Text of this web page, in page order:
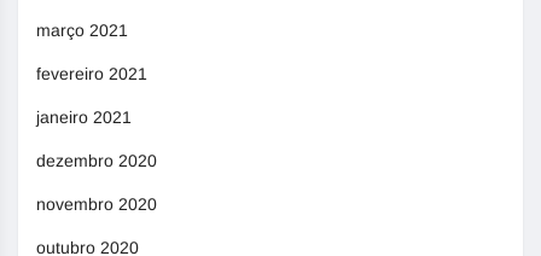
março 2021
fevereiro 2021
janeiro 2021
dezembro 2020
novembro 2020
outubro 2020